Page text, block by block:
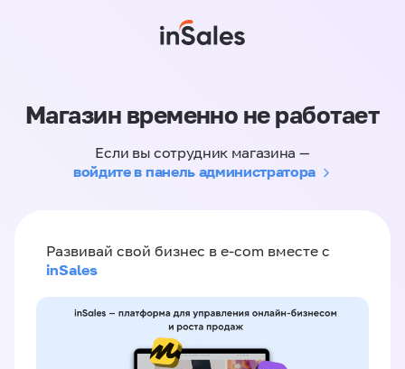
Магазин временно не работает
Если вы сотрудник магазина —
войдите в панель администратора
Развивай свой бизнес в e-com вместе с
inSales